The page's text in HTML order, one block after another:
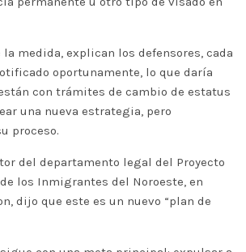
medida, explican los defensores, cada
oportunamente, lo que daría
con trámites de cambio de estatus
una nueva estrategia, pero
proceso.
del departamento legal del Proyecto
los Inmigrantes del Noroeste, en
dijo que este es un nuevo “plan de